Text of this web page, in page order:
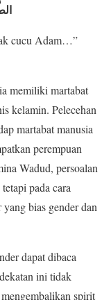
cucu Adam…”
memiliki martabat
kelamin. Pelecehan
martabat manusia
perempuan
Wadud, persoalan
pada cara
bias gender dan
dapat dibaca
ini tidak
spirit